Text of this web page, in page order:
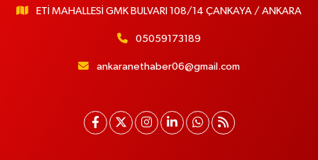
ETİ MAHALLESİ GMK BULVARI 108/14 ÇANKAYA / ANKARA
05059173189
ankaranethaber06@gmail.com